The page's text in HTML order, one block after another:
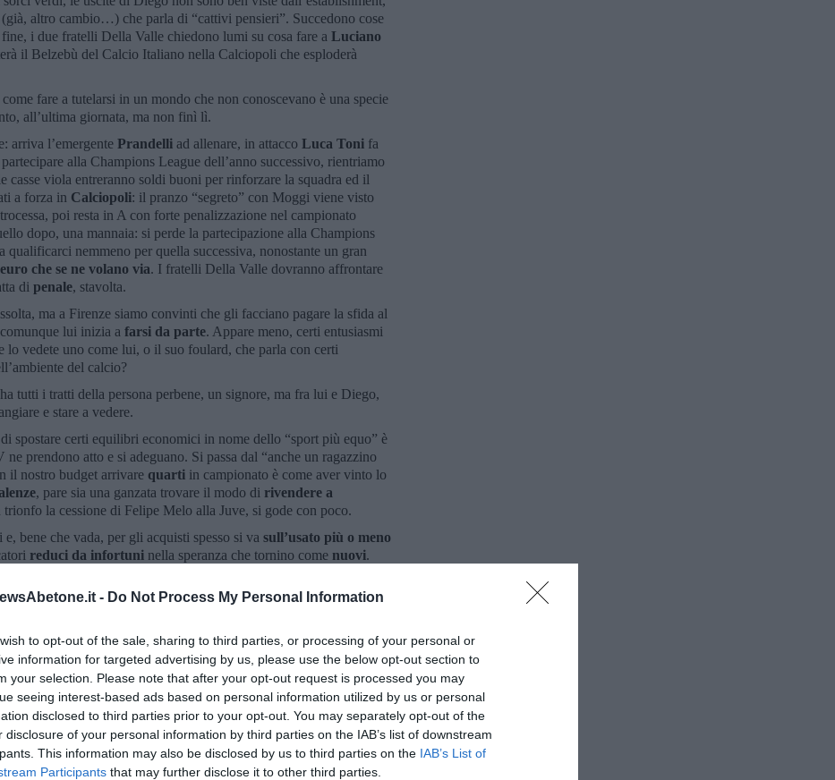
- Do Not Process My Personal Information
to opt-out of the sale, sharing to third parties, or processing of your personal or
information for targeted advertising by us, please use the below opt-out section to
your selection. Please note that after your opt-out request is processed you may
seeing interest-based ads based on personal information utilized by us or personal
disclosed to third parties prior to your opt-out. You may separately opt-out of the
disclosure of your personal information by third parties on the IAB’s list of downstream
This information may also be disclosed by us to third parties on the IAB’s List of
Participants that may further disclose it to other third parties.
altro cambio…) che parla di “cattivi pensieri”. Succedono cose
i due fratelli Della Valle chiedono lumi su cosa fare a Luciano
il Belzebù del Calcio Italiano nella Calciopoli che esploderà
fare a tutelarsi in un mondo che non conoscevano è una specie
all’ultima giornata, ma non finì lì.
arriva l’emergente Prandelli ad allenare, in attacco Luca Toni fa
alla Champions League dell’anno successivo, rientriamo
casse viola entreranno soldi buoni per rinforzare la squadra ed il
a forza in Calciopoli: il pranzo “segreto” con Moggi viene visto
poi resta in A con forte penalizzazione nel campionato
dopo, una mannaia: si perde la partecipazione alla Champions
qualificarci nemmeno per quella successiva, nonostante un gran
che se ne volano via. I fratelli Della Valle dovranno affrontare
di penale, stavolta.
ma a Firenze siamo convinti che gli facciano pagare la sfida al
lui inizia a farsi da parte. Appare meno, certi entusiasmi
vedete uno come lui, o il suo foulard, che parla con certi
del calcio?
tutti i tratti della persona perbene, un signore, ma fra lui e Diego,
e stare a vedere.
spostare certi equilibri economici in nome dello “sport più equo” è
ne prendono atto e si adeguano. Si passa dal “anche un ragazzino
il nostro budget arrivare quarti in campionato è come aver vinto lo
, pare sia una ganzata trovare il modo di rivendere a
trionfo la cessione di Felipe Melo alla Juve, si gode con poco.
bene che vada, per gli acquisti spesso si va sull’usato più o meno
reduci da infortuni nella speranza che tornino come nuovi.
con Giuseppe Rossi e Mario Gomez, una coppia dei sogni che ha
raggiungendo l’apice con l’acquisto del centrale difensivo,
gennaio, ben pagato e restituito al mittente per festeggiare lo
il Leicester, senza aver mai pestato l’erba del Franchi.
di vittoria e idee vincenti, prende campo il ritornello che “non
superiori al nostro”. Che è un po’ come sentirsi dire da un
anche troppo”. Addio entusiasmi, il ricordo dei trentamila
certo punto: dopo aver abortito l’idea del Centro Sportivo all’Incisa
al Franchi, una toppa), si parla della realizzazione delNuovo